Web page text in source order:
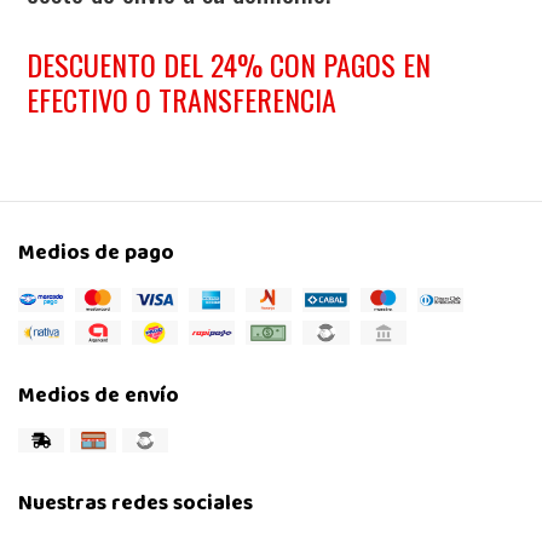
DESCUENTO DEL 24% CON PAGOS EN
EFECTIVO O TRANSFERENCIA
Medios de pago
Medios de envío
Nuestras redes sociales